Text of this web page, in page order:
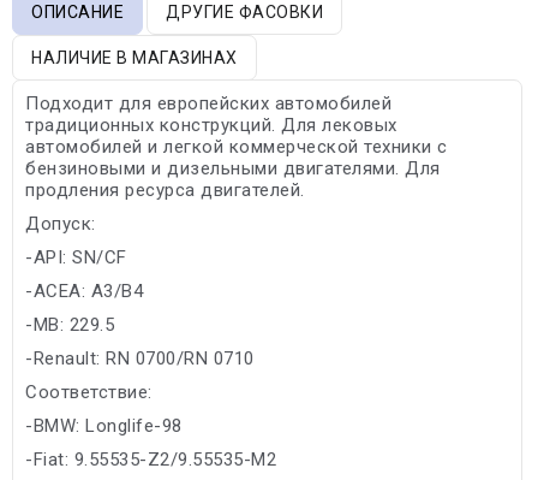
ОПИСАНИЕ ДРУГИЕ ФАСОВКИ
НАЛИЧИЕ В МАГАЗИНАХ
Подходит для европейских автомобилей
традиционных конструкций. Для лековых
автомобилей и легкой коммерческой техники с
бензиновыми и дизельными двигателями. Для
продления ресурса двигателей.
Допуск:
-API: SN/CF
-ACEA: A3/B4
-MB: 229.5
-Renault: RN 0700/RN 0710
Соответствие:
-BMW: Longlife-98
-Fiat: 9.55535-Z2/9.55535-M2